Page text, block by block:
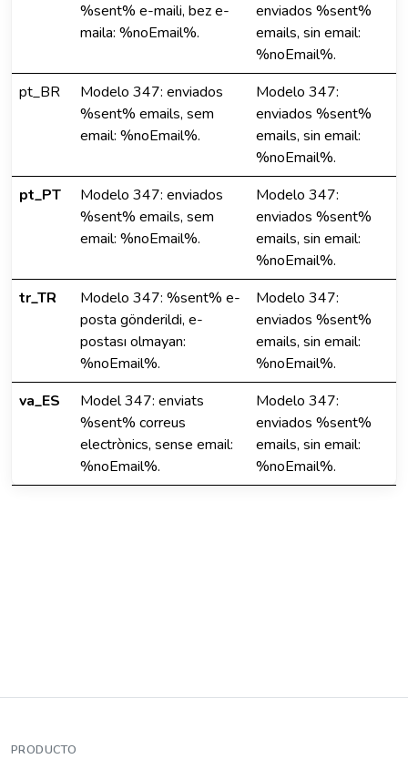
%sent% e-maili, bez e-
maila: %noEmail%.
enviados %sent%
emails, sin email:
%noEmail%.
pt_BR
Modelo 347: enviados
%sent% emails, sem
email: %noEmail%.
Modelo 347:
enviados %sent%
emails, sin email:
%noEmail%.
pt_PT
Modelo 347: enviados
%sent% emails, sem
email: %noEmail%.
Modelo 347:
enviados %sent%
emails, sin email:
%noEmail%.
tr_TR
Modelo 347: %sent% e-
posta gönderildi, e-
postası olmayan:
%noEmail%.
Modelo 347:
enviados %sent%
emails, sin email:
%noEmail%.
va_ES
Model 347: enviats
%sent% correus
electrònics, sense email:
%noEmail%.
Modelo 347:
enviados %sent%
emails, sin email:
%noEmail%.
PRODUCTO